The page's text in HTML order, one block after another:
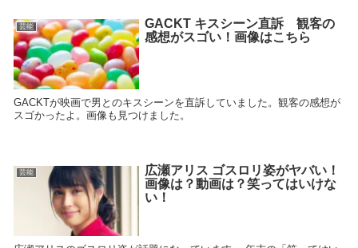
芸能
GACKT キスシーン直訴 観客の
感想がスゴい！画像はこちら
GACKTが映画で男とのキスシーンを直訴していました。観客の感想が
スゴかったよ。画像も見つけました。
芸能
広瀬アリス ゴスロリ姿がヤバい！
画像は？動画は？笑ってはいけな
い！